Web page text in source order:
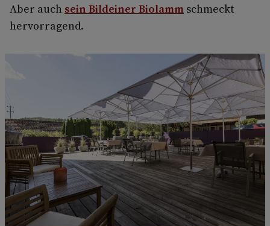
Aber auch sein Bildeiner Biolamm schmeckt
hervorragend.